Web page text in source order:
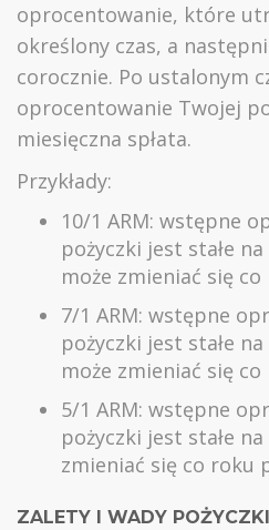
oprocentowanie, które
określony czas, a
corocznie. Po ustalonym
oprocentowanie Twojej
miesięczna spłata.
Przykłady:
10/1 ARM: wstępne
pożyczki jest stałe
może zmieniać się
7/1 ARM: wstępne
pożyczki jest stałe
może zmieniać się
5/1 ARM: wstępne
pożyczki jest stałe
zmieniać się co roku
ZALETY I WADY